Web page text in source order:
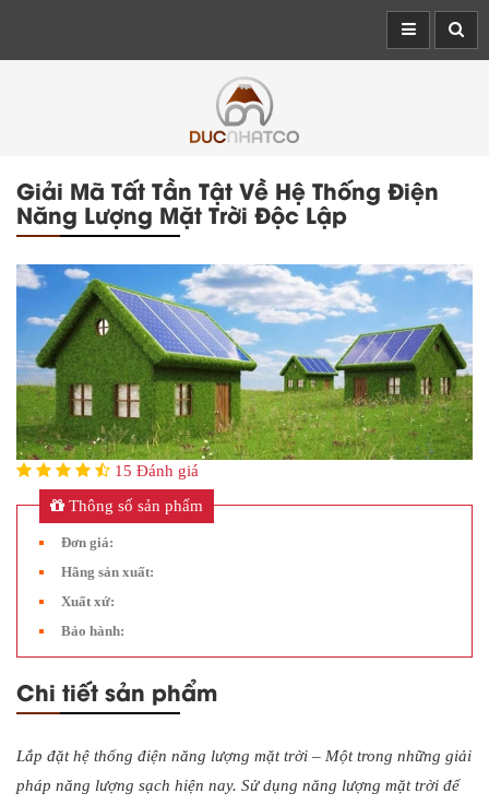
Giải Mã Tất Tần Tật Về Hệ Thống Điện
Năng Lượng Mặt Trời Độc Lập
15 Đánh giá
Thông số sản phẩm
Đơn giá:
Hãng sản xuất:
Xuất xứ:
Bảo hành:
Chi tiết sản phẩm
Lắp đặt hệ thống điện năng lượng mặt trời – Một trong những giải
pháp năng lượng sạch hiện nay. Sử dụng năng lượng mặt trời để